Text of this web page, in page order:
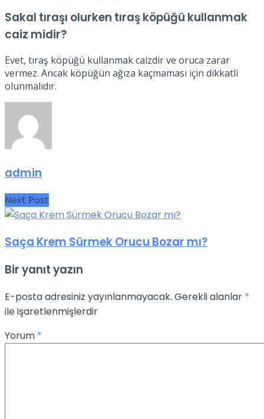
Sakal tıraşı olurken tıraş köpüğü kullanmak
caiz midir?
Evet, tıraş köpüğü kullanmak caizdir ve oruca zarar
vermez. Ancak köpüğün ağıza kaçmaması için dikkatli
olunmalıdır.
admin
Next Post
Saça Krem Sürmek Orucu Bozar mı?
Bir yanıt yazın
E-posta adresiniz yayınlanmayacak. Gerekli alanlar *
ile işaretlenmişlerdir
Yorum *